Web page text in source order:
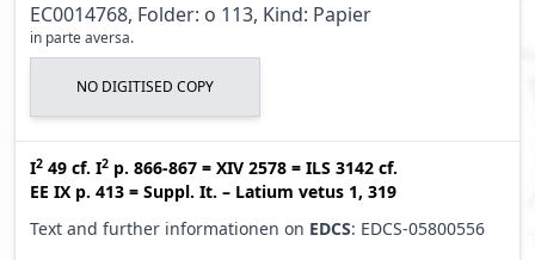
EC0014768, Folder: o 113, Kind: Papier
in parte aversa.
NO DIGITISED COPY
I2 49 cf. I2 p. 866-867 = XIV 2578 = ILS 3142 cf.
EE IX p. 413 = Suppl. It. – Latium vetus 1, 319
Text and further informationen on EDCS: EDCS-05800556